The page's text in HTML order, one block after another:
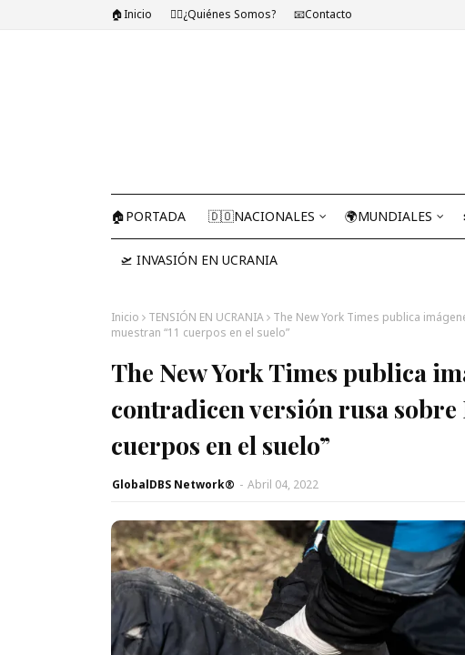
🏠Inicio 🤷‍♂️¿Quiénes Somos? 📧Contacto
🏠PORTADA 🇩🇴NACIONALES 🌍MUNDIALES
🛫 INVASIÓN EN UCRANIA
Inicio TENSIÓN EN UCRANIA
The New York Times publica
muestran “11 cuerpos en el suelo”
The New York Times publica
contradicen versión rusa sobre
cuerpos en el suelo”
GlobalDBS Network® - Abril 04, 2022